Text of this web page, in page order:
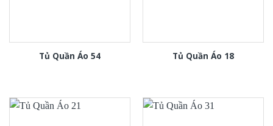
Tủ Quần Áo 54 Tủ Quần Áo 18